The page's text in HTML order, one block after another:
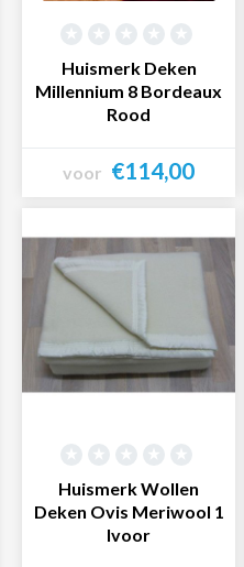
Huismerk Deken
Millennium 8 Bordeaux
Rood
voor €114,00
Huismerk Wollen
Deken Ovis Meriwool 1
Ivoor